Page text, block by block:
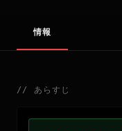
情報
// あらすじ